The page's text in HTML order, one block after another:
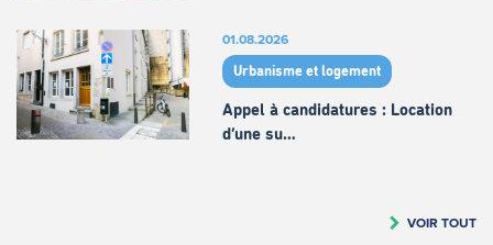
01.08.2026
Urbanisme et logement
Appel à candidatures : Location
d’une su…
VOIR TOUT